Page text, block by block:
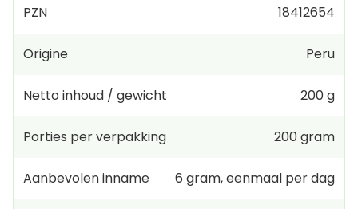
PZN 18412654
Origine Peru
Netto inhoud / gewicht 200 g
Porties per verpakking 200gram
Aanbevolen inname 6 gram,eenmaal per dag